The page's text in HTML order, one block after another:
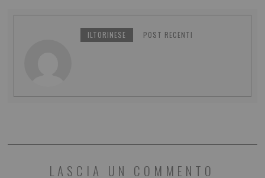
ILTORINESE POST RECENTI
LASCIA UN COMMENTO